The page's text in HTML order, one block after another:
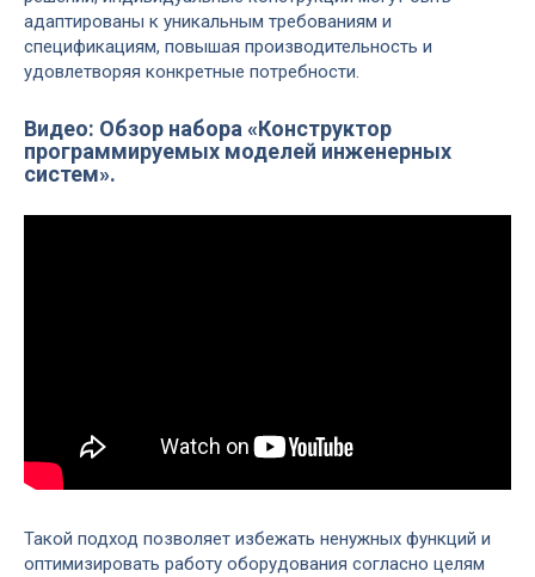
адаптированы к уникальным требованиям и
спецификациям, повышая производительность и
удовлетворяя конкретные потребности.
Видео: Обзор набора «Конструктор
программируемых моделей инженерных
систем».
Такой подход позволяет избежать ненужных функций и
оптимизировать работу оборудования согласно целям